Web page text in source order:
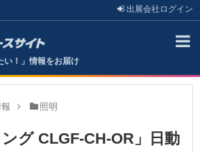
出展会社 ログイン
い！」情報をお届け
照明
ング CLGF-CH-OR」日動